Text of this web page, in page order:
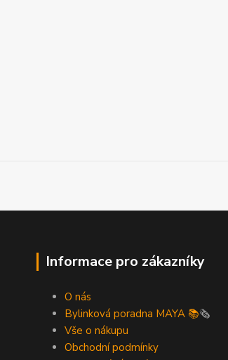
Informace pro zákazníky
O nás
Bylinková poradna MAYA 📚🗞️
Vše o nákupu
Obchodní podmínky